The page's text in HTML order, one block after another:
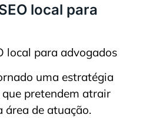
local para
uma estratégia
pretendem atrair
área de atuação.